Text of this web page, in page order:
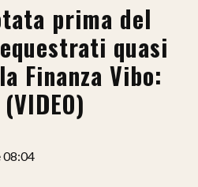
prima del
quasi
Finanza Vibo:
08:04